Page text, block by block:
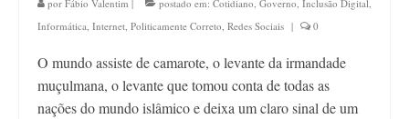
por Fábio Valentim | postado em: Cotidiano, Governo, Inclusão Digital,
Informática, Internet, Politicamente Correto, Redes Sociais | 0
O mundo assiste de camarote, o levante da irmandade
muçulmana, o levante que tomou conta de todas as
nações do mundo islâmico e deixa um claro sinal de um